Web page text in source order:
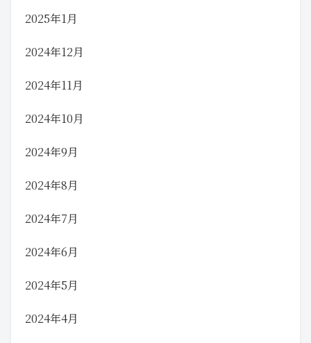
2025年1月
2024年12月
2024年11月
2024年10月
2024年9月
2024年8月
2024年7月
2024年6月
2024年5月
2024年4月